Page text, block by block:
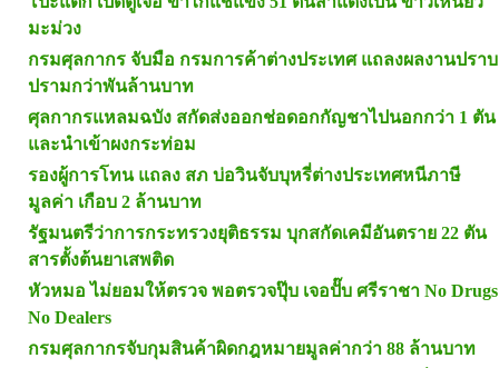
มะม่วง
กรมศุลกากร จับมือ กรมการค้าต่างประเทศ แถลงผลงานปราบ
ปรามกว่าพันล้านบาท
ศุลกากรแหลมฉบัง สกัดส่งออกช่อดอกกัญชาไปนอกกว่า 1 ตัน
และนำเข้าผงกระท่อม
รองผู้การโทน แถลง สภ บ่อวินจับบุหรี่ต่างประเทศหนีภาษี
มูลค่า เกือบ 2 ล้านบาท
รัฐมนตรีว่าการกระทรวงยุติธรรม บุกสกัดเคมีอันตราย 22 ตัน
สารตั้งต้นยาเสพติด
หัวหมอ ไม่ยอมให้ตรวจ พอตรวจปุ๊บ เจอปั๊บ ศรีราชา No Drugs
No Dealers
กรมศุลกากรจับกุมสินค้าผิดกฎหมายมูลค่ากว่า 88 ล้านบาท